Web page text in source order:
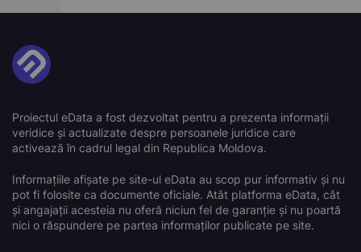
Proiectul eData a fost dezvoltat pentru a prezenta informații
veridice și actualizate despre persoanele juridice care
activează în cadrul legal din Republica Moldova.
Informațiile afișate pe site-ul eData au scop pur informativ și nu
pot fi folosite ca documente oficiale. Atât platforma eData, cât
și angajații acesteia nu oferă niciun fel de garanție și nu poartă
nici o răspundere pe partea informaților publicate pe site.